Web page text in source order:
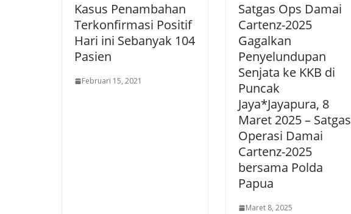
Kasus Penambahan
Terkonfirmasi Positif
Hari ini Sebanyak 104
Pasien
Februari 15, 2021
Satgas Ops Damai
Cartenz-2025
Gagalkan
Penyelundupan
Senjata ke KKB di
Puncak
Jaya*Jayapura, 8
Maret 2025 – Satgas
Operasi Damai
Cartenz-2025
bersama Polda
Papua
Maret 8, 2025